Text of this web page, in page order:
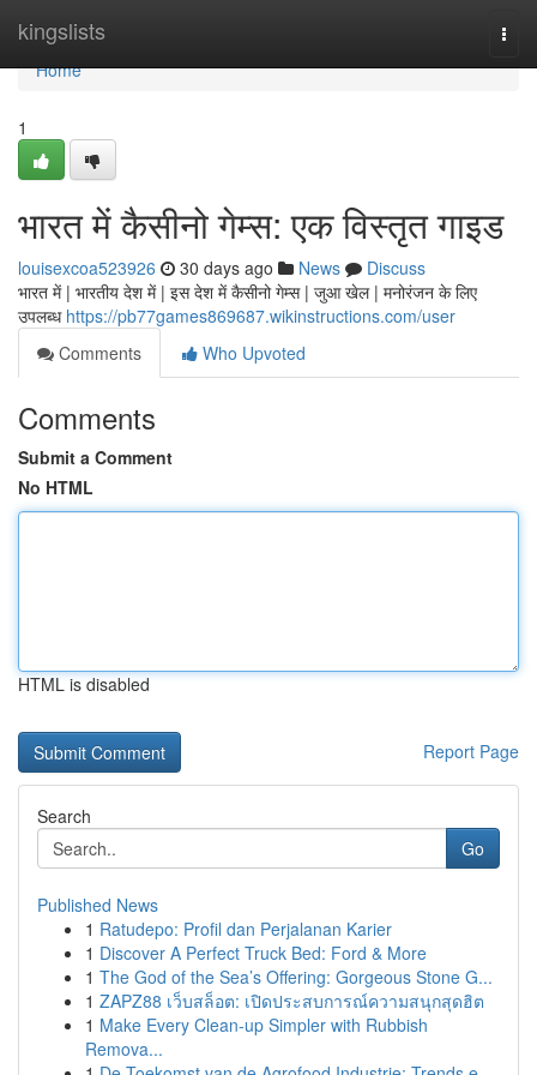
kingslists
Home
Home
1
भारत में कैसीनो गेम्स: एक विस्तृत गाइड
louisexcoa523926 30 days ago News
Discuss
भारत में | भारतीय देश में | इस देश में कैसीनो गेम्स | जुआ खेल | मनोरंजन के लिए
उपलब्ध https://pb77games869687.wikinstructions.com/user
Comments
Who Upvoted
Comments
Submit a Comment
No HTML
HTML is disabled
Report Page
Search
Go
Published News
1 Ratudepo: Profil dan Perjalanan Karier
1 Discover A Perfect Truck Bed: Ford & More
1 The God of the Sea’s Offering: Gorgeous Stone G...
1 ZAPZ88 เว็บสล็อต: เปิดประสบการณ์ความสนุกสุดฮิต
1 Make Every Clean-up Simpler with Rubbish
Remova...